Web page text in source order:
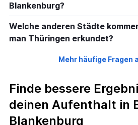
Blankenburg?
Welche anderen Städte
man Thüringen erkundet?
Mehr häufige Fragen
Finde bessere
deinen Aufenthalt in
Blankenburg